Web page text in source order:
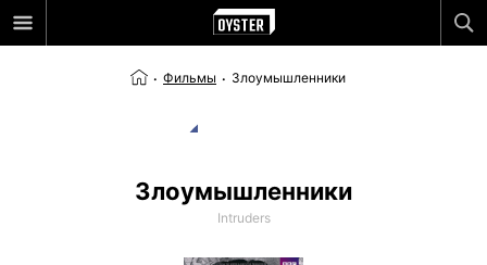
Фильмы Злоумышленники
Злоумышленники
Intruders